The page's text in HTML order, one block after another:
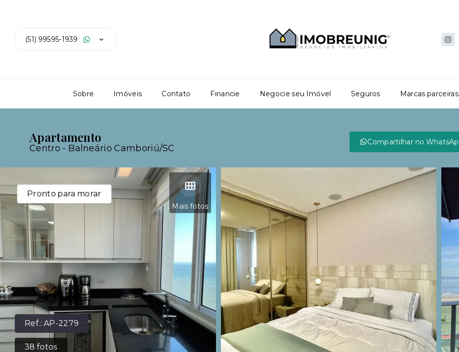
(51) 99595-1939
Sobre Imóveis Contato Financie Negocie seu Imóvel Seguros Marcas parceiras
Apartamento
Centro - Balneário Camboriú/SC
Compartilhar no
Ref.:AP-2279
38 fotos
Mais fotos
Pronto para morar